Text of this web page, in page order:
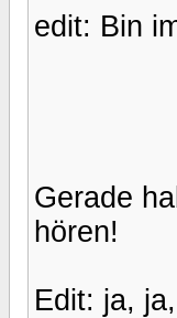
edit: Bin
Gerade
hören!
Edit: ja,